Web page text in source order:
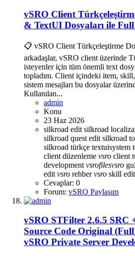
vSRO Client
& TextUI Dosyaları ile Full
📋 vSRO Client Türkçeleştirme
arkadaşlar, vSRO client üzerinde
isteyenler için tüm önemli text
topladım. Client içindeki item,
sistem mesajları bu dosyalar
Kullanılan...
admin
Konu
23 Haz 2026
silkroad edit silkroad
silkroad quest edit silkroad
silkroad türkçe textuisystem
client düzenleme vsro client
development vsrofilesvsro
edit vsro rehbervsro skill edit
Cevaplar: 0
Forum: vSRO Paylaşım
vSRO STFilter 2.6.5 SRC
Source Code Original
vSRO Private Server